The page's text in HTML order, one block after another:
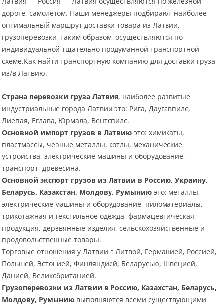
дороге, самолетом. Наши менеджеры подбирают наиболее
оптимальный маршрут доставки товара из Латвии,
грузоперевозки, таким образом, осуществляются по
индивидуальной тщательно продуманной транспортной
схеме.Как найти транспортную компанию для доставки груза
из/в Латвию.
Страна перевозки груза Латвия, наиболее развитые
индустриальные города Латвии это: Рига, Даугавпилс,
Лиепая, Еглава, Юрмала, Вентспилс.
Основной импорт грузов в Латвию это: химикаты,
пластмассы, черные металлы, котлы, механические
устройства, электрические машины и оборудование,
транспорт, древесина.
Основной экспорт грузов из Латвии в Россию, Украину,
Беларусь, Казахстан, Молдову, Румынию это: металлы,
электрические машины и оборудование, пиломатериалы,
трикотажная и текстильное одежда, фармацевтическая
продукция, деревянные изделия, сельскохозяйственные и
продовольственные товары.
Торговые отношения у Латвии с Литвой, Германией, Россией,
Польшей, Эстонией, Финляндией, Беларусью, Швецией,
Данией, Великобританией.
Грузоперевозки из Латвии в Россию, Казахстан, Беларусь,
Молдову, Румынию выполняются всеми существующими